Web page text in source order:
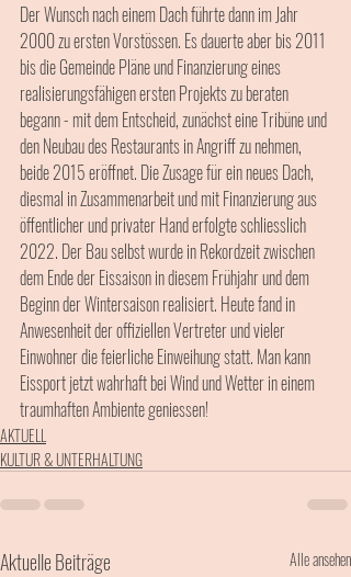
Der Wunsch nach einem Dach führte dann im Jahr
2000 zu ersten Vorstössen. Es dauerte aber bis 2011
bis die Gemeinde Pläne und Finanzierung eines
realisierungsfähigen ersten Projekts zu beraten
begann - mit dem Entscheid, zunächst eine Tribüne und
den Neubau des Restaurants in Angriff zu nehmen,
beide 2015 eröffnet. Die Zusage für ein neues Dach,
diesmal in Zusammenarbeit und mit Finanzierung aus
öffentlicher und privater Hand erfolgte schliesslich
2022. Der Bau selbst wurde in Rekordzeit zwischen
dem Ende der Eissaison in diesem Frühjahr und dem
Beginn der Wintersaison realisiert. Heute fand in
Anwesenheit der offiziellen Vertreter und vieler
Einwohner die feierliche Einweihung statt. Man kann
Eissport jetzt wahrhaft bei Wind und Wetter in einem
traumhaften Ambiente geniessen!
AKTUELL
KULTUR & UNTERHALTUNG
Aktuelle Beiträge Alle ansehen